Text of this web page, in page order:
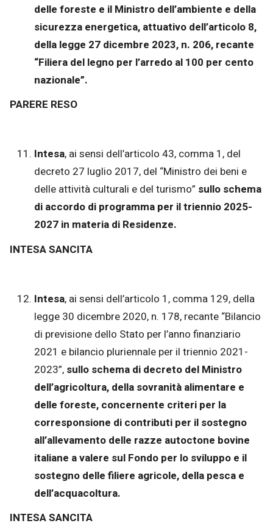
delle foreste e il Ministro dell’ambiente e della
sicurezza energetica, attuativo dell’articolo 8,
della legge 27 dicembre 2023, n. 206, recante
“Filiera del legno per l’arredo al 100 per cento
nazionale”.
PARERE RESO
Intesa, ai sensi dell’articolo 43, comma 1, del
decreto 27 luglio 2017, del “Ministro dei beni e
delle attività culturali e del turismo” sullo schema
di accordo di programma per il triennio 2025-
2027 in materia di Residenze.
INTESA SANCITA
Intesa, ai sensi dell’articolo 1, comma 129, della
legge 30 dicembre 2020, n. 178, recante “Bilancio
di previsione dello Stato per l’anno finanziario
2021 e bilancio pluriennale per il triennio 2021-
2023”, sullo schema di decreto del Ministro
dell’agricoltura, della sovranità alimentare e
delle foreste, concernente criteri per la
corresponsione di contributi per il sostegno
all’allevamento delle razze autoctone bovine
italiane a valere sul Fondo per lo sviluppo e il
sostegno delle filiere agricole, della pesca e
dell’acquacoltura.
INTESA SANCITA